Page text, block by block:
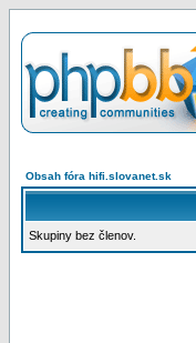
Obsah fóra hifi.slovanet.sk
Skupiny bez členov.